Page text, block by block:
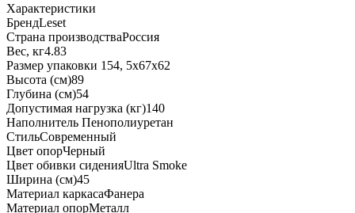
Характеристики
БрендLeset
Страна производстваРоссия
Вес, кг4.83
Размер упаковки 1 54, 5х67х62
Высота (см)89
Глубина (см)54
Допустимая нагрузка (кг)140
Наполнитель Пенополиуретан
СтильСовременный
Цвет опорЧерный
Цвет обивки сиденияUltra Smoke
Ширина (см)45
Материал каркасаФанера
Материал опорМеталл